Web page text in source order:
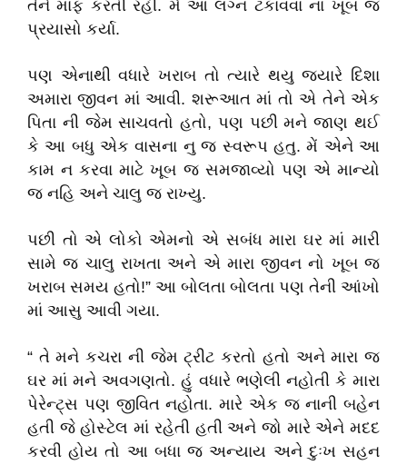
તેને માફ કરતી રહી. મેં આ લગ્ન ટકાવવા ના ખૂબ જ
પ્રયાસો કર્યા.
પણ એનાથી વધારે ખરાબ તો ત્યારે થયુ જ્યારે દિશા
અમારા જીવન માં આવી. શરૂઆત માં તો એ તેને એક
પિતા ની જેમ સાચવતો હતો, પણ પછી મને જાણ થઈ
કે આ બધુ એક વાસના નુ જ સ્વરૂપ હતુ. મેં એને આ
કામ ન કરવા માટે ખૂબ જ સમજાવ્યો પણ એ માન્યો
જ નહિ અને ચાલુ જ રાખ્યુ.
પછી તો એ લોકો એમનો એ સબંધ મારા ઘર માં મારી
સામે જ ચાલુ રાખતા અને એ મારા જીવન નો ખૂબ જ
ખરાબ સમય હતો!” આ બોલતા બોલતા પણ તેની આંખો
માં આસુ આવી ગયા.
“ તે મને કચરા ની જેમ ટ્રીટ કરતો હતો અને મારા જ
ઘર માં મને અવગણતો. હું વધારે ભણેલી નહોતી કે મારા
પેરેન્ટ્સ પણ જીવિત નહોતા. મારે એક જ નાની બહેન
હતી જે હોસ્ટેલ માં રહેતી હતી અને જો મારે એને મદદ
કરવી હોય તો આ બધા જ અન્યાય અને દુઃખ સહન